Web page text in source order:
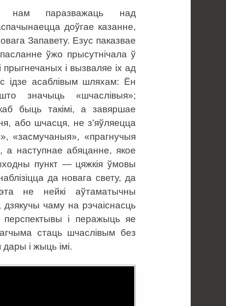
нам паразважаць над
доўгае казанне,
Запавету. Езус паказвае
ўжо прысутнічала ў
прыгнечаных і вызваляе іх ад
ідзе асаблівым шляхам: Ён
значыць «шчаслівыя»;
быць такімі, а завяршае
або шчасця, не з’яўляецца
«засмучаныя», «прагнучыя
а наступнае абяцанне, якое
пункт — цяжкія ўмовы
да новага свету, да
не нейкі аўтаматычны
чаму на рэчаіснасць
перспектывы і перажыць яе
стаць шчаслівым без
і жыць імі.